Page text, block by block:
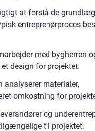
at forstå de
entreprenørproces
med bygherren
design for projektet.
analyserer materialer,
omkostning for
og
til projektet.